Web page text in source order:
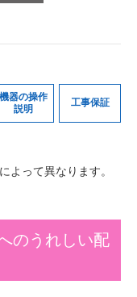
機器の操作
説明
工事保証
よって異なります。
のうれしい配